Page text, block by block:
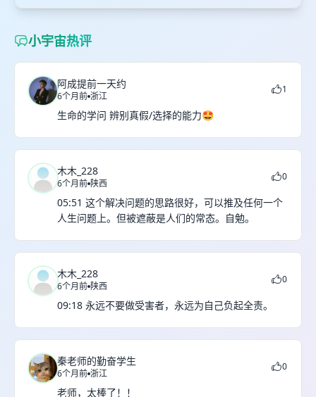
小宇宙热评
阿成提前一天约
6个月前 浙江
1
生命的学问 辨别真假/选择的能力🤩
木木_228
6个月前 陕西
0
05:51 这个解决问题的思路很好，可以推及任何一个
人生问题上。但被遮蔽是人们的常态。自勉。
木木_228
6个月前 陕西
0
09:18 永远不要做受害者，永远为自己负起全责。
秦老师的勤奋学生
6个月前 浙江
0
老师，太棒了！！